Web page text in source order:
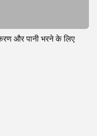
और पानी भरने के लिए